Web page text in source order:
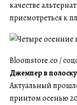
качестве
присмотреться к
Bloomstore.co /
Джемпер в полоску
Актуальный
принтом осенью